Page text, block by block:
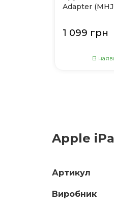
Adapter
1 099 грн
В
Apple
Артикул
Виробник